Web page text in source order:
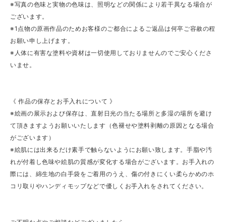
※写真の色味と実物の色味は、照明などの関係により若干異なる場合が
ございます。
※1点物の原画作品のためお客様のご都合によるご返品は何卒ご容赦の程
お願い申し上げます。
※人体に有害な塗料や資材は一切使用しておりませんのでご安心くださ
いませ。
《 作品の保存とお手入れについて 》
※絵画の展示および保存は、直射日光の当たる場所と多湿の場所を避け
て頂きますようお願いいたします（色褪せや塗料剥離の原因となる場合
がございます）
※絵肌には出来るだけ素手で触らないようにお願い致します。手脂や汚
れが付着し色味や絵肌の質感が変化する場合がございます。お手入れの
際には、綿生地の白手袋をご着用のうえ、傷の付きにくい柔らかめのホ
コリ取りやハンディモップなどで優しくお手入れをされてください。